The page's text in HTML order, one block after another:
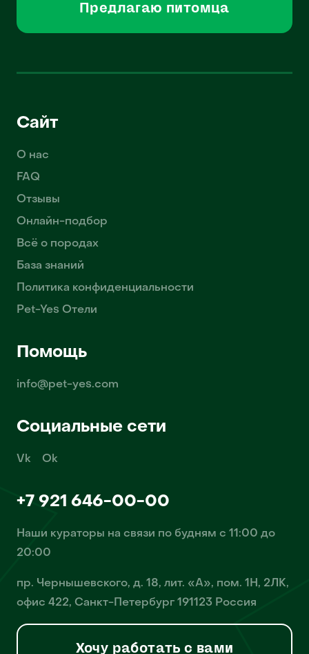
Предлагаю питомца
Сайт
О нас
FAQ
Отзывы
Онлайн-подбор
Всё о породах
База знаний
Политика конфиденциальности
Pet-Yes Отели
Помощь
info@pet-yes.com
Социальные сети
Vk Ok
+7 921 646-00-00
Наши кураторы на связи по будням с 11:00 до
20:00
пр. Чернышевского, д. 18, лит. «А», пом. 1Н, 2ЛК,
офис 422, Санкт-Петербург 191123 Россия
Хочу работать с вами